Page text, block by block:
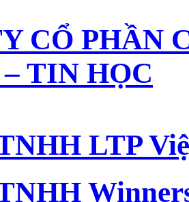
CỔ PHẦN
TIN HỌC
LTP